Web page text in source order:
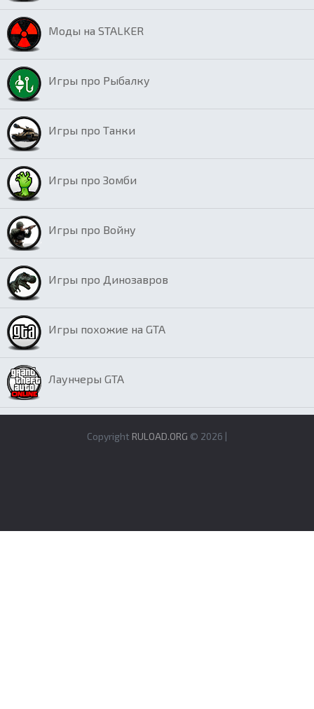
Моды на STALKER
Игры про Рыбалку
Игры про Танки
Игры про Зомби
Игры про Войну
Игры про Динозавров
Игры похожие на GTA
Лаунчеры GTA
Copyright RULOAD.ORG © 2026 |